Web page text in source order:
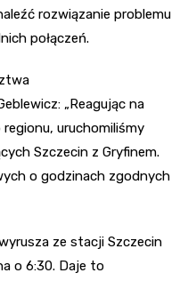
rozwiązanie problemu
połączeń.
„Reagując na
uruchomiliśmy
Szczecin z Gryfinem.
o godzinach zgodnych
ze stacji Szczecin
o 6:30. Daje to